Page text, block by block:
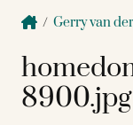
/ Gerry van
8900.jpg